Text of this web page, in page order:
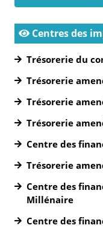
Centres des
Trésorerie du
Trésorerie
Trésorerie
Trésorerie
Centre des
Trésorerie
Centre des
Millénaire
Centre des